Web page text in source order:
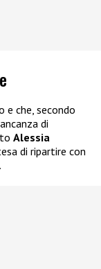
e che, secondo
di
Alessia
di ripartire con